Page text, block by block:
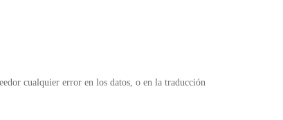
cualquier error en los datos, o en la traducción